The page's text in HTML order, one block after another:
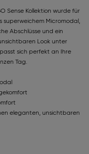
Sense Kollektion wurde für
Micromodal,
Abschlüsse und ein
Look unter
sich perfekt an Ihre
Tag.
eleganten, unsichtbaren